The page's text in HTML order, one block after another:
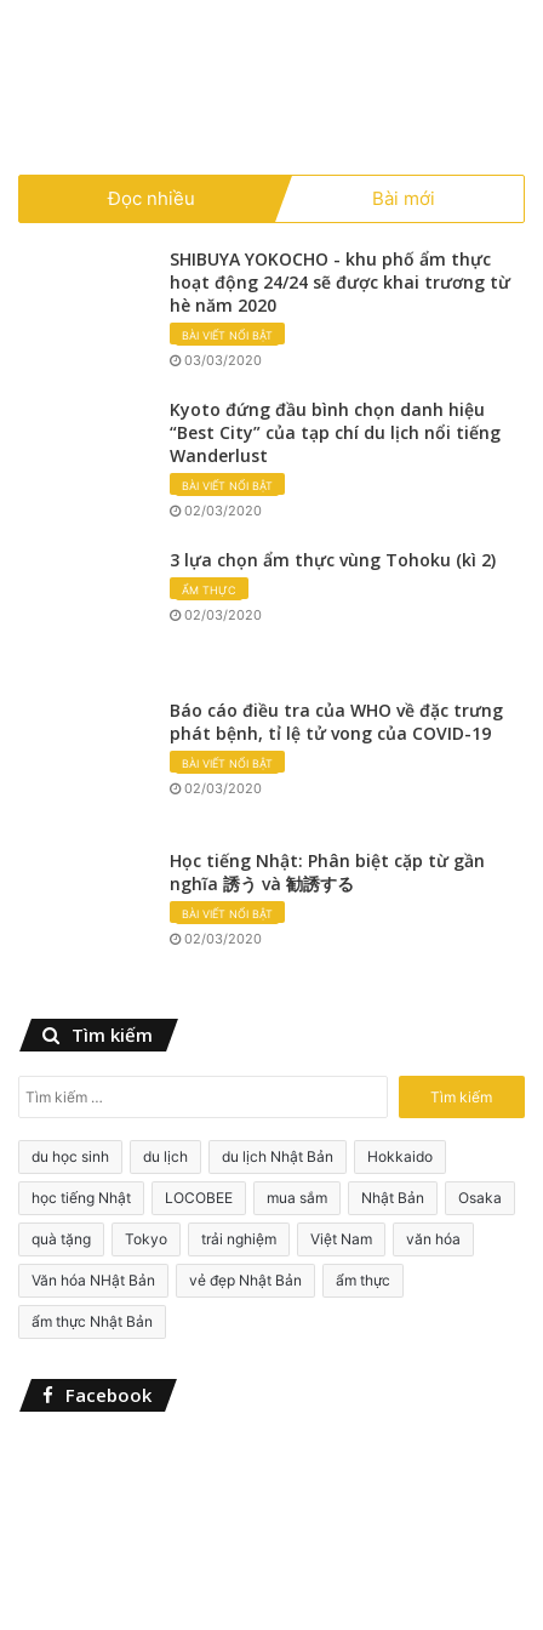
Đọc nhiều Bài mới
SHIBUYA YOKOCHO - khu phố ẩm thực
hoạt động 24/24 sẽ được khai trương từ
hè năm 2020
BÀI VIẾT NỔI BẬT
03/03/2020
Kyoto đứng đầu bình chọn danh hiệu
“Best City” của tạp chí du lịch nổi tiếng
Wanderlust
BÀI VIẾT NỔI BẬT
02/03/2020
3 lựa chọn ẩm thực vùng Tohoku (kì 2)
ẨM THỰC
02/03/2020
Báo cáo điều tra của WHO về đặc trưng
phát bệnh, tỉ lệ tử vong của COVID-19
BÀI VIẾT NỔI BẬT
02/03/2020
Học tiếng Nhật: Phân biệt cặp từ gần
nghĩa 誘う và 勧誘する
BÀI VIẾT NỔI BẬT
02/03/2020
Tìm kiếm
m
k
i
ế
c
h
du học sinh du lịch du lịch Nhật Bản Hokkaido
học tiếng Nhật LOCOBEE mua sắm Nhật Bản Osaka
quà tặng Tokyo trải nghiệm Việt Nam văn hóa
Văn hóa NHật Bản vẻ đẹp Nhật Bản ẩm thực
ẩm thực Nhật Bản
Facebook